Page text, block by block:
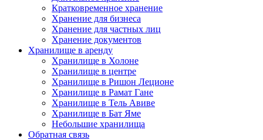
Кратковременное хранение
Хранение для бизнеса
Хранение для частных лиц
Хранение документов
Хранилище в аренду
Хранилище в Холоне
Хранилище в центре
Хранилище в Ришон Леционе
Хранилище в Рамат Гане
Хранилище в Тель Авиве
Хранилище в Бат Яме
Небольшие хранилища
Обратная связь